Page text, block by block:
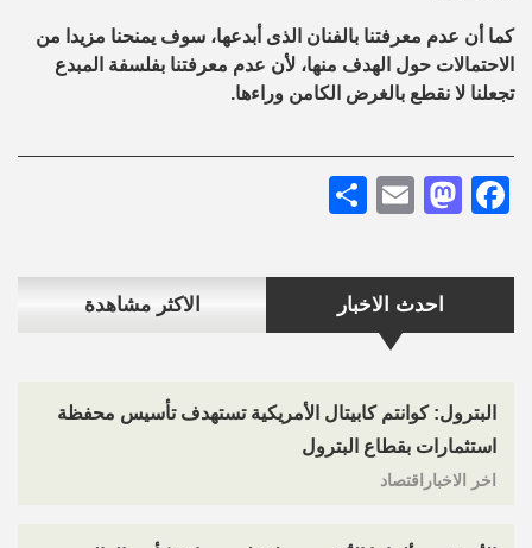
احدث الاخبار الاكثر مشاهدة
البترول: كوانتم كابيتال الأمريكية تستهدف تأسيس محفظة
استثمارات بقطاع البترول
اخر الاخباراقتصاد
كما أن عدم معرفتنا بالفنان الذى أبدعها، سوف يمنحنا مزيدا من
الاحتمالات حول الهدف منها، لأن عدم معرفتنا بفلسفة المبدع
تجعلنا لا نقطع بالغرض الكامن وراءها.
Facebook
Mastodon
Email